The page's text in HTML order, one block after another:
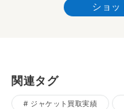
ショッ
関連タグ
ジャケット買取実績